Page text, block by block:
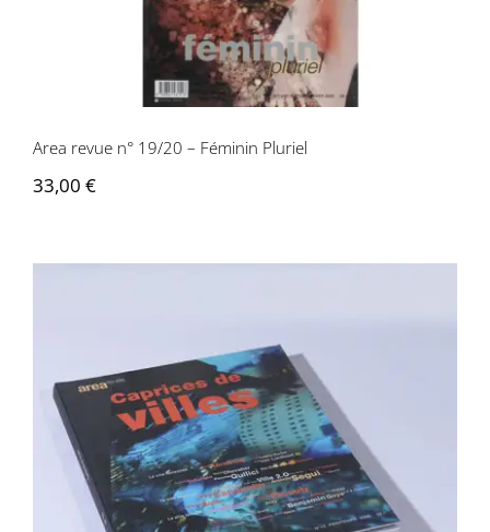
Area revue n° 19/20 – Féminin Pluriel
33,00 €
Area revue n°16 – Caprices des villes